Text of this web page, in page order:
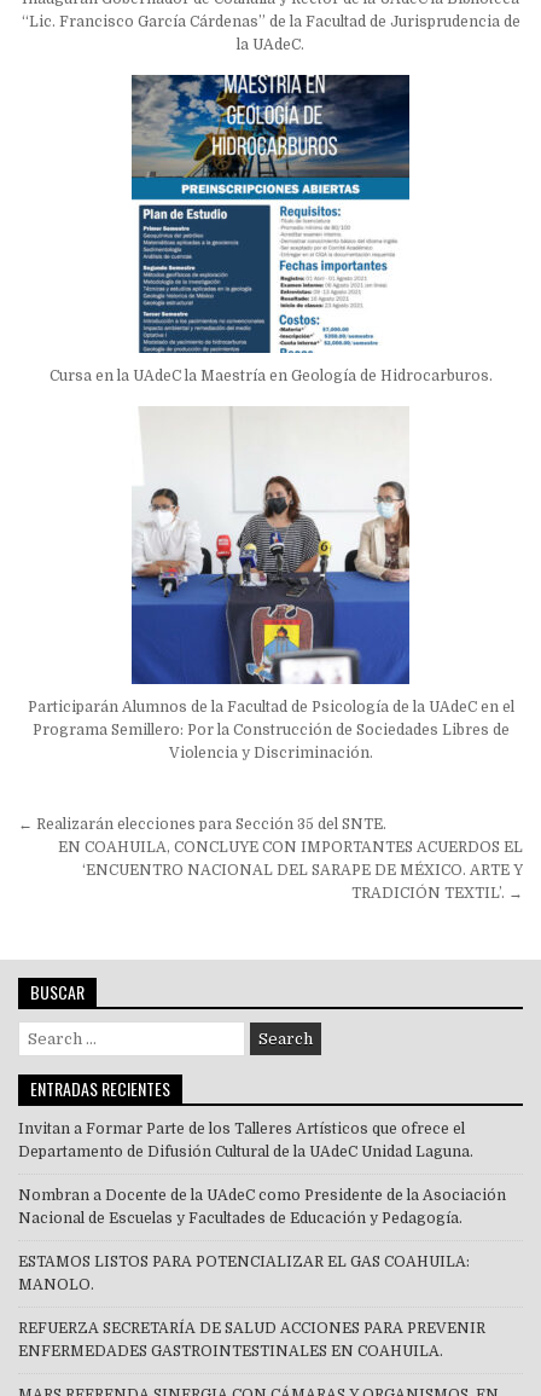
“Lic. Francisco García Cárdenas” de la Facultad de Jurisprudencia de
la UAdeC.
Cursa en la UAdeC la Maestría en Geología de Hidrocarburos.
Participarán Alumnos de la Facultad de Psicología de la UAdeC en el
Programa Semillero: Por la Construcción de Sociedades Libres de
Violencia y Discriminación.
Navegación
entradas
← Realizarán elecciones para Sección 35 del SNTE.
EN COAHUILA, CONCLUYE CON IMPORTANTES ACUERDOS EL
‘ENCUENTRO NACIONAL DEL SARAPE DE MÉXICO. ARTE Y
TRADICIÓN TEXTIL’. →
BUSCAR
Search
for:
ENTRADAS RECIENTES
Invitan a Formar Parte de los Talleres Artísticos que ofrece el
Departamento de Difusión Cultural de la UAdeC Unidad Laguna.
Nombran a Docente de la UAdeC como Presidente de la Asociación
Nacional de Escuelas y Facultades de Educación y Pedagogía.
ESTAMOS LISTOS PARA POTENCIALIZAR EL GAS COAHUILA:
MANOLO.
REFUERZA SECRETARÍA DE SALUD ACCIONES PARA PREVENIR
ENFERMEDADES GASTROINTESTINALES EN COAHUILA.